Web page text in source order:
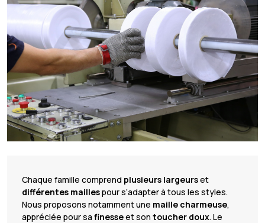
Chaque famille comprend plusieurs largeurset
différentes maillespour s’adapter à tous les styles.
Nous proposons notamment une maille charmeuse,
appréciée pour sa finesseet son toucher doux. Le